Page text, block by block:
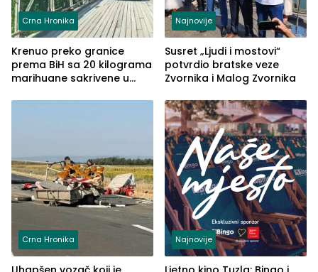
Crna Hronika
Krenuo preko granice
prema BiH sa 20 kilograma
marihuane sakrivene u
Najnovije
Susret „Ljudi i mostovi“
potvrdio bratske veze
Zvornika i Malog Zvornika
Crna Hronika Najnovije